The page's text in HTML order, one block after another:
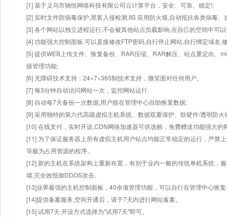
[1] 基于义乌市驰恒网络科技有限公司云计算平台，安全、可靠、稳定!;
[2] 实时文件防病毒保护,黑客入侵检测,IIS 应用防火墙,自动抵抗各类病毒、
[3] 各个网站以独立进程运行,不会被其他站点负载影响,在自己的空间中可
[4] 功能强大控制面板,可以直接修改FTP密码,自行停止网站,自行绑定域名,
[5] 提供WEB上传文件、恢复备份、RAR压缩、RAR解压、站点重定向、
级管理功能;
[6] 无障碍技术支持：24×7×365制技术支持，微笑面对任何用户。
[7] 每3分钟自动访问网站一次，监控网站运行.
[8] 自动每7天备份一次数据,用户能在管理中心自助恢复数据;
[9] 采用独特的第六代高级虚拟主机系统、数据双重保护、软硬件/透明防火
[10] 在线支付，实时开设,CDN网络加速器可供选购，免费赠送功能强大
[11] 为了保证服务器上所有虚拟主机用户站点均能正常稳定的运行，严禁
等极为占用资源的程序。
[12] 新的主机在系统架构上重新布置，有别于业内一般的传统单机系统，
墙,完全效抵御DDOS攻击。
[13]业界最强的主机控制面板，40余项管理功能，可以自行在管理中心恢
[14]提供备案服务,空间开通后，请于7天内进行网站备案。
[15] 试用7天.开设方式选择为"试用7天"即可。